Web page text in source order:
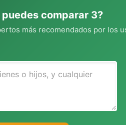
comparar 3?
más recomendados por los